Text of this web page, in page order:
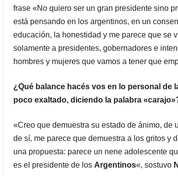
frase «No quiero ser un gran presidente sino
está pensando en los argentinos, en un
educación, la honestidad y me parece que se
solamente a presidentes, gobernadores e
hombres y mujeres que vamos a tener que
¿Qué balance hacés vos en lo personal de
poco exaltado, diciendo la palabra
«Creo que demuestra su estado de ánimo, de
de sí, me parece que demuestra a los gritos y
una propuesta: parece un nene adolescente
es el presidente de los Argentinos«, sostuvo